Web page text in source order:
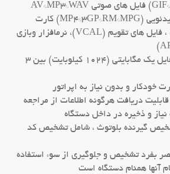
(GIF*JPG*PNG*BMP) فایل های صوتی AV*MP3*WAV
(midi) فایل های ویدئویی (MP4*3GP*RM*MPG) کارت
ویزیت (VCARD) ، فایل های تقویم (VCAL)، نرمافزار وبازی
قدرت ارسال یک فایل یک مگابایتی (1024 کیلوبایت) بین 3
خودکار و بدون نیاز به اپراتور
دریافت هرگونه اطلاعات از مراجعه
و ذخیره در داخل دستگاه
گیرنده بلوتوث ، شامل تشخیص کد
بفرد تشخیص و جلوگیری از سوء استفاده
آنها همنام دستگاه است